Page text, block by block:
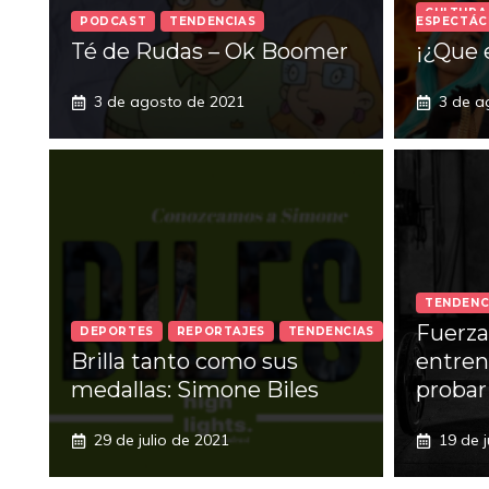
PODCAST TENDENCIAS
Té de Rudas – Ok Boomer
3 de agosto de 2021 3 de
DEPORTES REPORTAJES TENDENCIAS
Brilla tanto como sus
medallas: Simone Biles
29 de julio de 2021
probar
19 de